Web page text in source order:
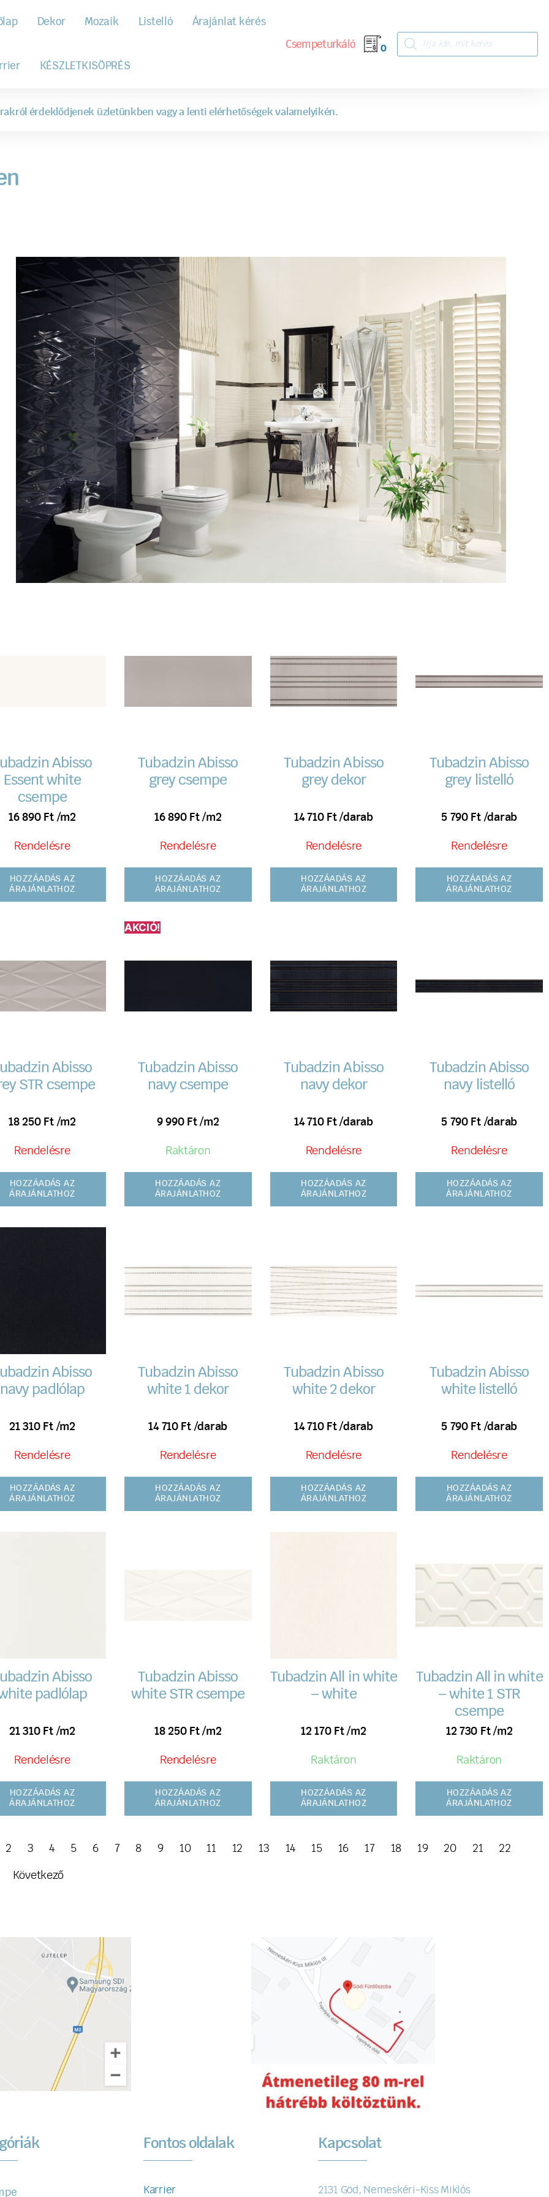
Dekor Mozaik Listelló Árajánlat kérés
KÉSZLETKISÖPRÉS
Csempeturkáló 0
érdeklődjenek üzletünkben vagy a lenti elérhetőségek valamelyikén.
Abisso
Essent white
csempe
16 890 Ft /m2
Rendelésre
HOZZÁADÁS AZ
ÁRAJÁNLATHOZ
Tubadzin Abisso
grey csempe
16 890 Ft /m2
Rendelésre
HOZZÁADÁS AZ
ÁRAJÁNLATHOZ
Tubadzin Abisso
grey dekor
14 710 Ft /darab
Rendelésre
HOZZÁADÁS AZ
ÁRAJÁNLATHOZ
Tubadzin Abisso
grey listelló
5 790 Ft /darab
Rendelésre
HOZZÁADÁS AZ
ÁRAJÁNLATHOZ
Abisso
STR csempe
18 250 Ft /m2
Rendelésre
HOZZÁADÁS AZ
ÁRAJÁNLATHOZ
AKCIÓ!
Tubadzin Abisso
navy csempe
9 990 Ft /m2
Raktáron
HOZZÁADÁS AZ
ÁRAJÁNLATHOZ
Tubadzin Abisso
navy dekor
14 710 Ft /darab
Rendelésre
HOZZÁADÁS AZ
ÁRAJÁNLATHOZ
Tubadzin Abisso
navy listelló
5 790 Ft /darab
Rendelésre
HOZZÁADÁS AZ
ÁRAJÁNLATHOZ
Abisso
navy padlólap
21 310 Ft /m2
Rendelésre
HOZZÁADÁS AZ
ÁRAJÁNLATHOZ
Tubadzin Abisso
white 1 dekor
14 710 Ft /darab
Rendelésre
HOZZÁADÁS AZ
ÁRAJÁNLATHOZ
Tubadzin Abisso
white 2 dekor
14 710 Ft /darab
Rendelésre
HOZZÁADÁS AZ
ÁRAJÁNLATHOZ
Tubadzin Abisso
white listelló
5 790 Ft /darab
Rendelésre
HOZZÁADÁS AZ
ÁRAJÁNLATHOZ
Abisso
padlólap
21 310 Ft /m2
Rendelésre
HOZZÁADÁS AZ
ÁRAJÁNLATHOZ
Tubadzin Abisso
white STR csempe
18 250 Ft /m2
Rendelésre
HOZZÁADÁS AZ
ÁRAJÁNLATHOZ
Tubadzin All in white
– white
12 170 Ft /m2
Raktáron
HOZZÁADÁS AZ
ÁRAJÁNLATHOZ
Tubadzin All in white
– white 1 STR
csempe
12 730 Ft /m2
Raktáron
HOZZÁADÁS AZ
ÁRAJÁNLATHOZ
2 3 4 5 6 7 8 9 10 11 12 13 14 15 16 17 18 19 20 21 22
Következő
Fontos oldalak
Karrier
Kapcsolat
2131 Göd, Nemeskéri-Kiss Miklós